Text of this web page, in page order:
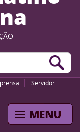
Canais
Servidor